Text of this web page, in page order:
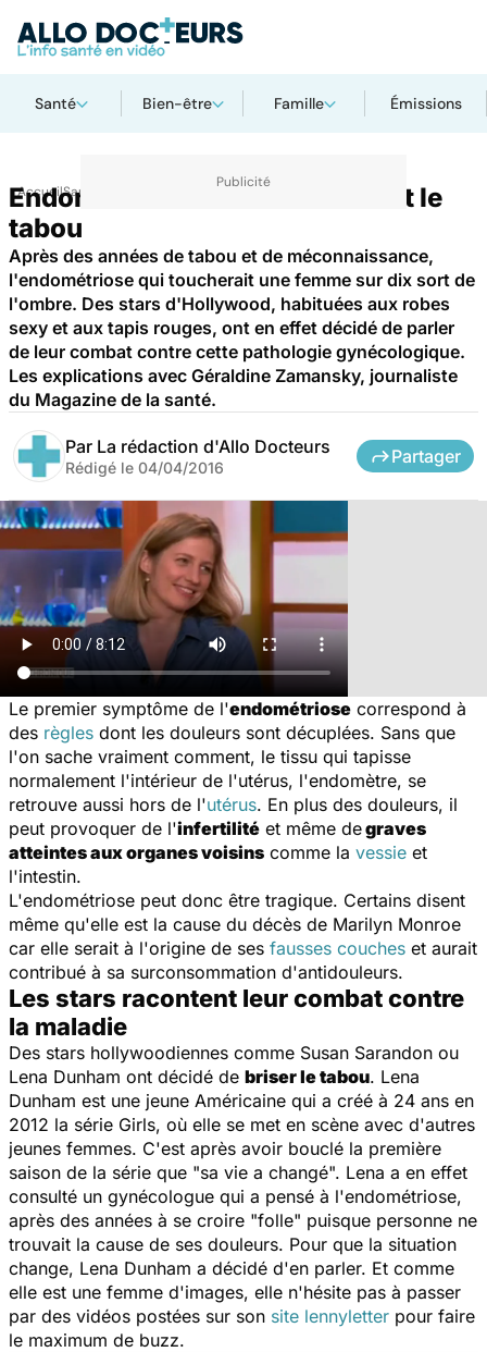
Santé Bien-être Famille Émissions
AccueilSanté
Endométriose : les stars brisent le
tabou
Après des années de tabou et de méconnaissance,
l'endométriose qui toucherait une femme sur dix sort de
l'ombre. Des stars d'Hollywood, habituées aux robes
sexy et aux tapis rouges, ont en effet décidé de parler
de leur combat contre cette pathologie gynécologique.
Les explications avec Géraldine Zamansky, journaliste
du Magazine de la santé.
Par La rédaction d'Allo Docteurs
Rédigé le 04/04/2016
Partager
Le premier symptôme de l'endométriose correspond à
des règles dont les douleurs sont décuplées. Sans que
l'on sache vraiment comment, le tissu qui tapisse
normalement l'intérieur de l'utérus, l'endomètre, se
retrouve aussi hors de l'utérus. En plus des douleurs, il
peut provoquer de l'infertilité et même degraves
atteintes aux organes voisins comme la vessie et
l'intestin.
L'endométriose peut donc être tragique. Certains disent
même qu'elle est la cause du décès de Marilyn Monroe
car elle serait à l'origine de ses fausses couches et aurait
contribué à sa surconsommation d'antidouleurs.
Les stars racontent leur combat contre
la maladie
Des stars hollywoodiennes comme Susan Sarandon ou
Lena Dunham ont décidé de briser le tabou. Lena
Dunham est une jeune Américaine qui a créé à 24 ans en
2012 la série Girls, où elle se met en scène avec d'autres
jeunes femmes. C'est après avoir bouclé la première
saison de la série que "sa vie a changé". Lena a en effet
consulté un gynécologue qui a pensé à l'endométriose,
après des années à se croire "folle" puisque personne ne
trouvait la cause de ses douleurs. Pour que la situation
change, Lena Dunham a décidé d'en parler. Et comme
elle est une femme d'images, elle n'hésite pas à passer
par des vidéos postées sur son site lennyletter pour faire
le maximum de buzz.